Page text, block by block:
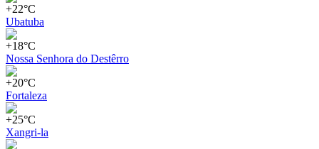
+22°C
Ubatuba
+18°C
Nossa Senhora do Destêrro
+20°C
Fortaleza
+25°C
Xangri-la